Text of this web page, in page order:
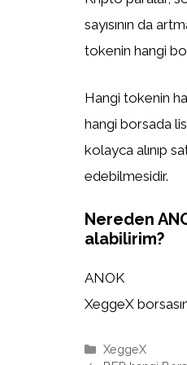
sayısının da
tokenin hangi
Hangi tokenin
hangi borsada
kolayca alınıp
edebilmesidir.
Nereden
alabilirim?
ANOK
XeggeX
Kategoriler
XeggeX